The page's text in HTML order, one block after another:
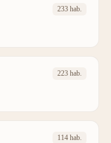
233 hab.
223 hab.
114 hab.